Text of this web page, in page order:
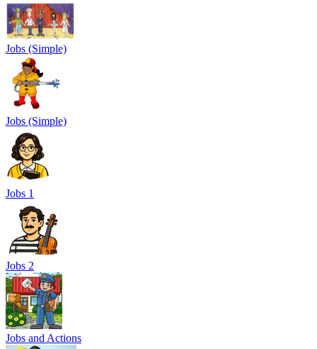
Jobs (Simple)
Jobs (Simple)
Jobs 1
Jobs 2
Jobs and Actions